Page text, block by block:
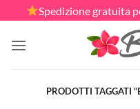
ai
contenuti
Spedizione gratuita
PRODOTTI TAGGATI